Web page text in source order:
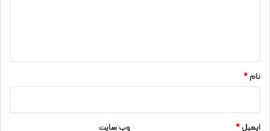
نام*
ایمیل* وب‌ سایت